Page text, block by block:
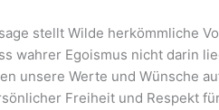
stellt Wilde herkömmliche
wahrer Egoismus nicht darin
unsere Werte und Wünsche
Freiheit und Respekt